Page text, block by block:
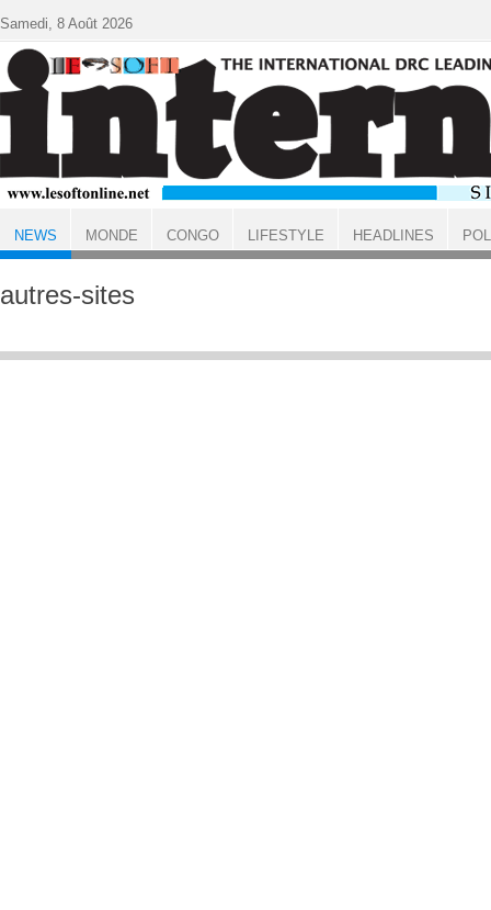
ACCUEIL NEWS
autres-sites
Samedi, 8 Août 2026
NEWS MONDE CONGO LIFESTYLE HEADLINES